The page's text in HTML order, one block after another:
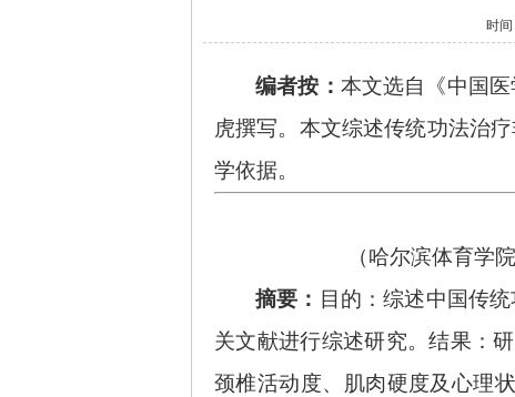
时间
编者按： 本文选自《中国
虎撰写。本文综述传统功法治
学依据。
（哈尔滨体育学
摘要： 目的：综述中国传
关文献进行综述研究。结果：
颈椎活动度、肌肉硬度及心理